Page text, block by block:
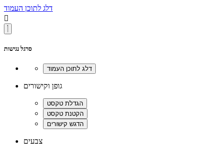
דלג לתוכן העמוד

סרגל נגישות
גופן וקישורים
צבעים